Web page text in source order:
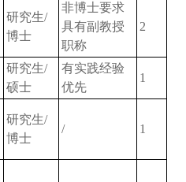
研究生/
博士
非博士要求
具有副教授
职称
2
研究生/
硕士
有实践经验
优先
1
研究生/
博士
/ 1